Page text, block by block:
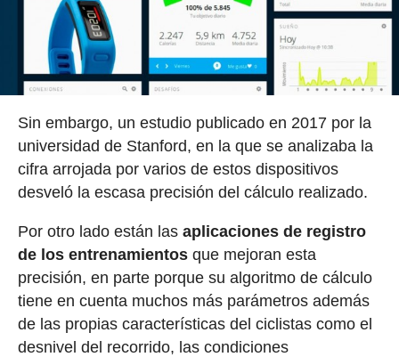
Sin embargo, un estudio publicado en 2017 por la
universidad de Stanford, en la que se analizaba la
cifra arrojada por varios de estos dispositivos
desveló la escasa precisión del cálculo realizado.
Por otro lado están las aplicaciones de registro
de los entrenamientosque mejoran esta
precisión, en parte porque su algoritmo de cálculo
tiene en cuenta muchos más parámetros además
de las propias características del ciclistas como el
desnivel del recorrido, las condiciones